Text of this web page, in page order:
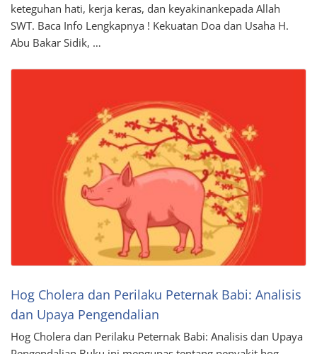
keteguhan hati, kerja keras, dan keyakinankepada Allah
SWT. Baca Info Lengkapnya ! Kekuatan Doa dan Usaha H.
Abu Bakar Sidik, …
Hog Cholera dan Perilaku Peternak Babi: Analisis
dan Upaya Pengendalian
Hog Cholera dan Perilaku Peternak Babi: Analisis dan Upaya